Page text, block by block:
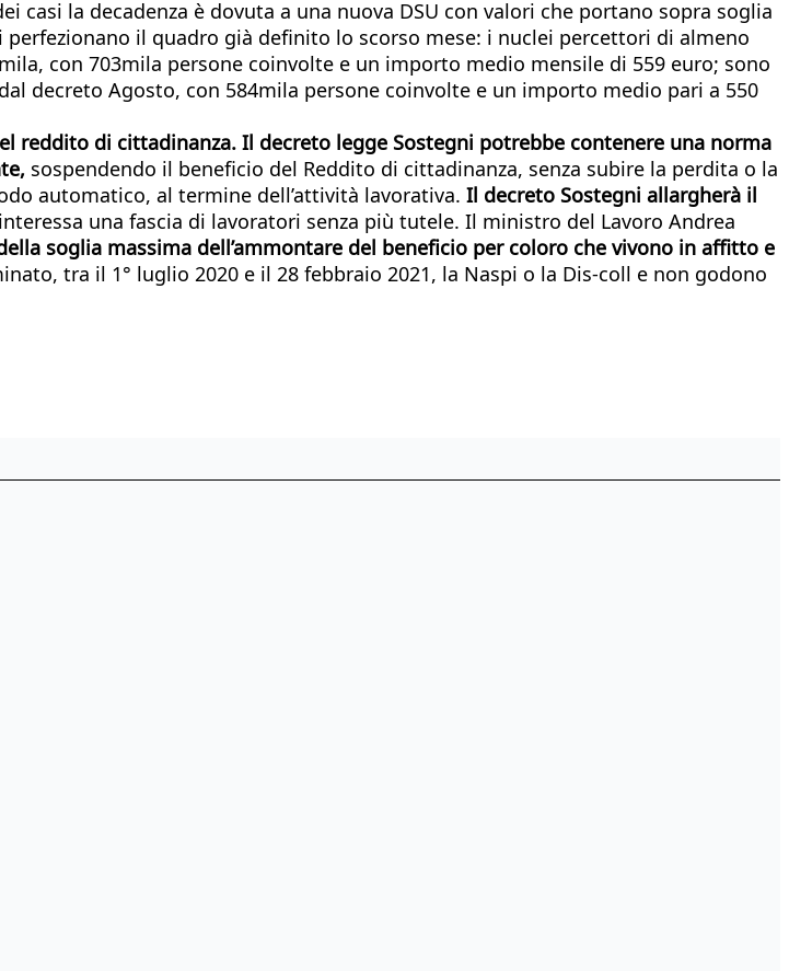
casi la decadenza è dovuta a una nuova DSU con valori che portano sopra soglia
il quadro già definito lo scorso mese: i nuclei percettori di almeno
con 703mila persone coinvolte e un importo medio mensile di 559 euro; sono
decreto Agosto, con 584mila persone coinvolte e un importo medio pari a 550
reddito di cittadinanza. Il decreto legge Sostegni potrebbe contenere una norma
sospendendo il beneficio del Reddito di cittadinanza, senza subire la perdita o la
automatico, al termine dell’attività lavorativa. Il decreto Sostegni allargherà il
una fascia di lavoratori senza più tutele. Il ministro del Lavoro Andrea
soglia massima dell’ammontare del beneficio per coloro che vivono in affitto e
tra il 1° luglio 2020 e il 28 febbraio 2021, la Naspi o la Dis-coll e non godono